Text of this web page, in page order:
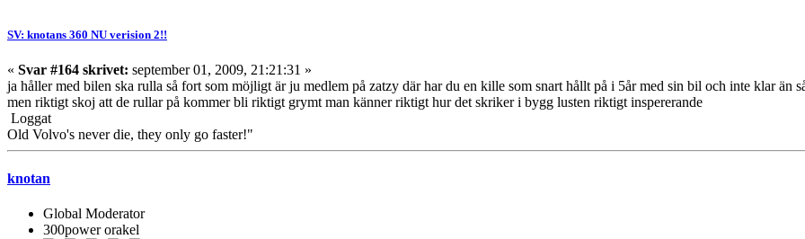
SV: knotans 360 NU verision 2!!
« Svar #164 skrivet: september 01, 2009, 21:21:31 »
ja håller med bilen ska rulla så fort som möjligt är ju medlem på zatzy där har du en kille som snart hållt på i 5år med sin bil och inte klar än
men riktigt skoj att de rullar på kommer bli riktigt grymt man känner riktigt hur det skriker i bygg lusten riktigt inspererande
Loggat
Old Volvo's never die, they only go faster!"
knotan
Global Moderator
300power orakel